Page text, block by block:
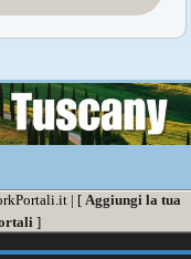
| [ Aggiungi la tua
]